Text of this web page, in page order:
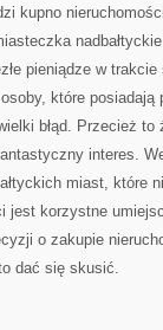
kupno
pieniądze w trakcie
które posiadają
błąd. Przecież
interes.
miast, które
jest korzystne
o zakupie
dać się skusić.